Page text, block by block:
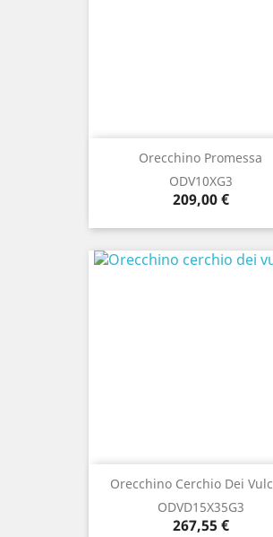
Orecchino Promessa
ODV10XG3
Prezzo
209,00 €
Orecchino Cerchio Dei
ODVD15X35G3
Prezzo
267,55 €